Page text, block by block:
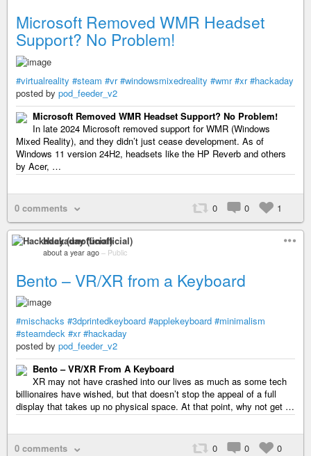
Microsoft Removed WMR Headset
Support? No Problem!
#virtualreality #steam #vr #windowsmixedreality #wmr #xr #hackaday
posted by pod_feeder_v2
Microsoft Removed WMR Headset Support? No Problem!
In late 2024 Microsoft removed support for WMR (Windows
Mixed Reality), and they didn’t just cease development. As of
Windows 11 version 24H2, headsets like the HP Reverb and others
by Acer, …
0 comments 0 0 1
Hackaday (unofficial)
about a year ago – Public
Bento – VR/XR from a Keyboard
#mischacks #3dprintedkeyboard #applekeyboard #minimalism
#steamdeck #xr #hackaday
posted by pod_feeder_v2
Bento – VR/XR From A Keyboard
XR may not have crashed into our lives as much as some tech
billionaires have wished, but that doesn’t stop the appeal of a full
display that takes up no physical space. At that point, why not get …
0 comments 0 0 0